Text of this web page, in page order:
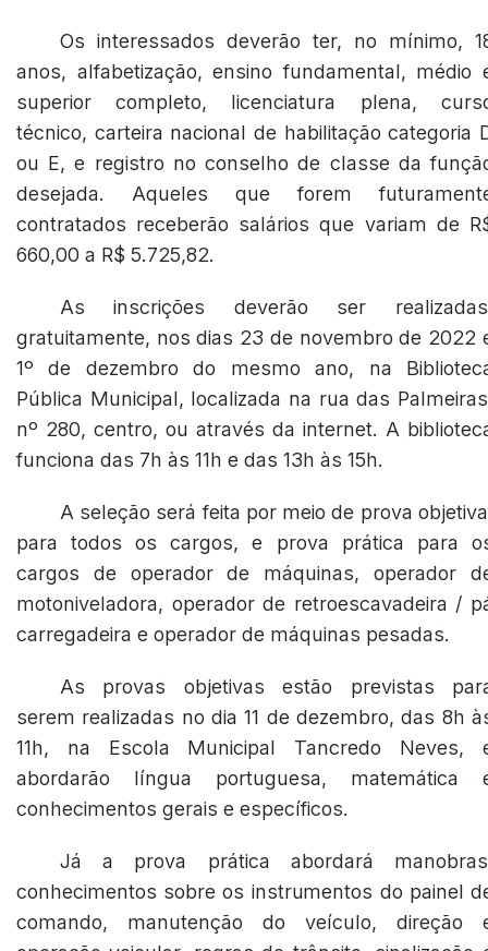
Os interessados deverão ter, no mínimo,
anos, alfabetização, ensino fundamental, médio
superior completo, licenciatura plena,
técnico, carteira nacional de habilitação categoria
ou E, e registro no conselho de classe da
desejada. Aqueles que forem
contratados receberão salários que variam de
660,00 a R$ 5.725,82.
As inscrições deverão ser
gratuitamente, nos dias 23 de novembro de 2022
1º de dezembro do mesmo ano, na
Pública Municipal, localizada na rua das
nº 280, centro, ou através da internet. A
funciona das 7h às 11h e das 13h às 15h.
A seleção será feita por meio de prova
para todos os cargos, e prova prática para
cargos de operador de máquinas, operador
motoniveladora, operador de retroescavadeira /
carregadeira e operador de máquinas pesadas.
As provas objetivas estão previstas
serem realizadas no dia 11 de dezembro, das 8h
11h, na Escola Municipal Tancredo Neves,
abordarão língua portuguesa, matemática
conhecimentos gerais e específicos.
Já a prova prática abordará
conhecimentos sobre os instrumentos do painel
comando, manutenção do veículo, direção